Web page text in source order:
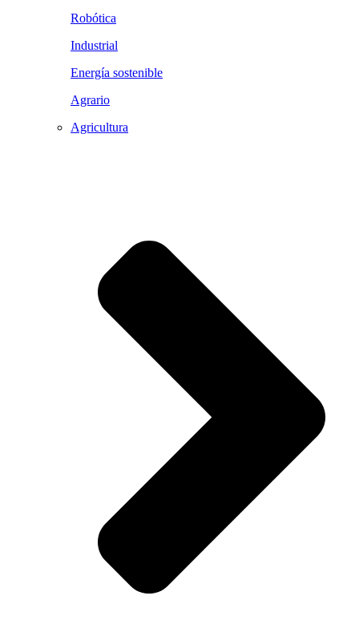
Robótica
Industrial
Energía sostenible
Agrario
Agricultura